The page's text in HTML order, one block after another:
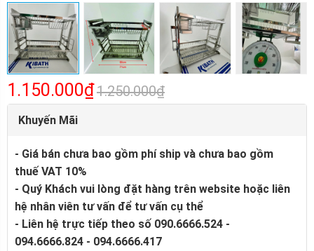
1.150.000₫1.250.000₫
Khuyến Mãi
- Giá bán chưa bao gồm phí ship và chưa bao gồm
thuế VAT 10%
- Quý Khách vui lòng đặt hàng trên website hoặc liên
hệ nhân viên tư vấn để tư vấn cụ thể
- Liên hệ trực tiếp theo số 090.6666.524 -
094.6666.824 - 094.6666.417